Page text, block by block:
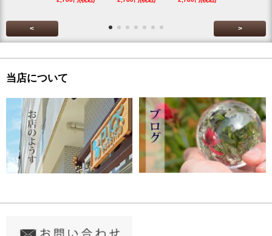
< >
当店について